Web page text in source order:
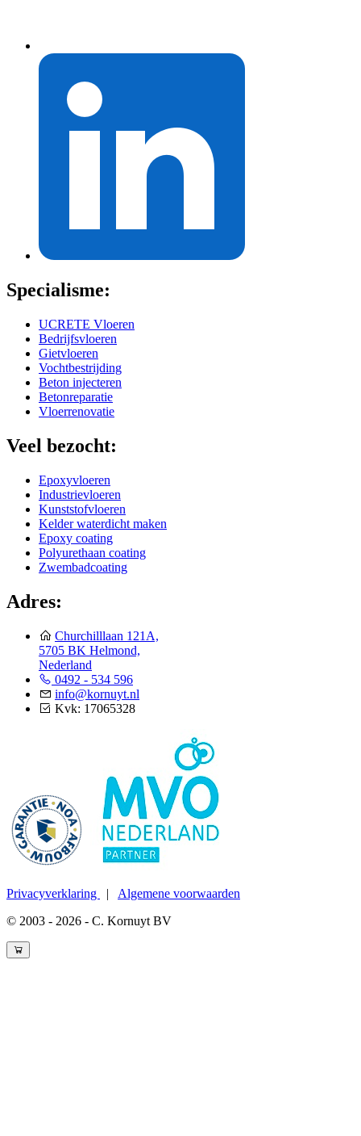
Specialisme:
UCRETE Vloeren
Bedrijfsvloeren
Gietvloeren
Vochtbestrijding
Beton injecteren
Betonreparatie
Vloerrenovatie
Veel bezocht:
Epoxyvloeren
Industrievloeren
Kunststofvloeren
Kelder waterdicht maken
Epoxy coating
Polyurethaan coating
Zwembadcoating
Adres:
Churchilllaan 121A,
5705 BK Helmond,
Nederland
0492 - 534 596
info@kornuyt.nl
Kvk: 17065328
Privacyverklaring | Algemene voorwaarden
© 2003 - 2026 - C. Kornuyt BV